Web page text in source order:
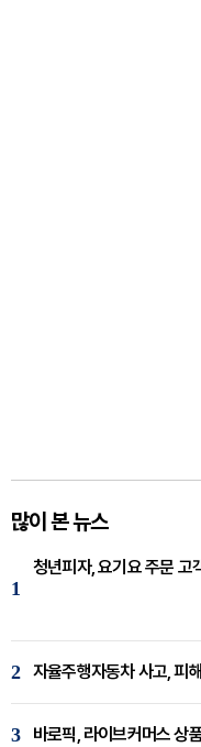
많이 본 뉴스
1
청년피자, 요기요 주문 고
2 자율주행자동차 사고, 피
3 바로픽, 라이브커머스 상